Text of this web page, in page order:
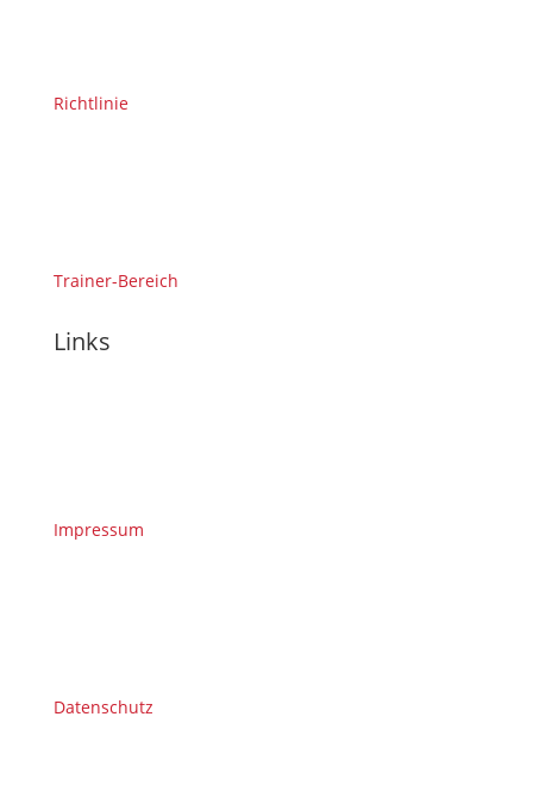
Richtlinie
Trainer-Bereich
Links
Impressum
Datenschutz